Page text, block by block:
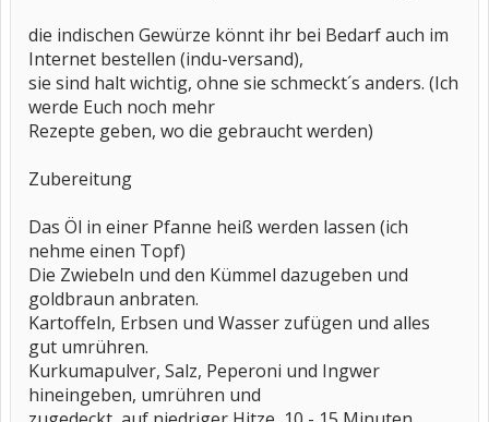
die indischen Gewürze könnt ihr bei Bedarf auch im
Internet bestellen (indu-versand),
sie sind halt wichtig, ohne sie schmeckt´s anders. (Ich
werde Euch noch mehr
Rezepte geben, wo die gebraucht werden)
Zubereitung
Das Öl in einer Pfanne heiß werden lassen (ich
nehme einen Topf)
Die Zwiebeln und den Kümmel dazugeben und
goldbraun anbraten.
Kartoffeln, Erbsen und Wasser zufügen und alles
gut umrühren.
Kurkumapulver, Salz, Peperoni und Ingwer
hineingeben, umrühren und